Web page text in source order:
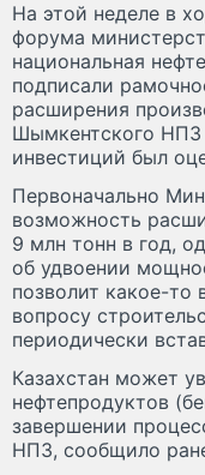
На этой неделе в
форума
национальная
подписали
расширения
Шымкентского НПЗ
инвестиций был
Первоначально
возможность
9 млн тонн в год,
об удвоении
позволит какое-то
вопросу
периодически
Казахстан может
нефтепродуктов
завершении
НПЗ, сообщило